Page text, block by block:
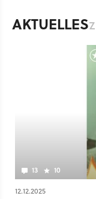
AKTUELLES
13 10
12.12.2025